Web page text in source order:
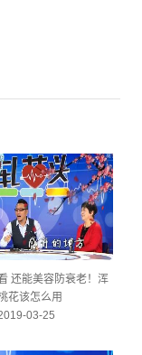
还能美容防衰老！浑
花该怎么用
03-25